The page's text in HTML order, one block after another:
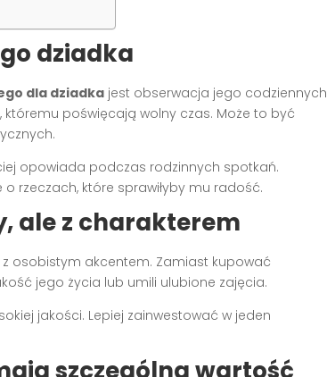
dziadka
dla dziadka jest obserwacja jego codziennych
poświęcają wolny czas. Może to być
opowiada podczas rodzinnych spotkań.
rzeczach, które sprawiłyby mu radość.
ale z charakterem
osobistym akcentem. Zamiast kupować
jego życia lub umili ulubione zajęcia.
jakości. Lepiej zainwestować w jeden